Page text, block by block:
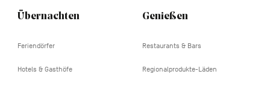
Übernachten
Feriendörfer
Hotels & Gasthöfe
Genießen
Restaurants & Bars
Regionalprodukte-Läden